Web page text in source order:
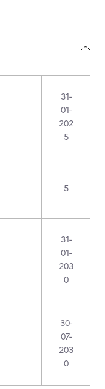
31-
01-
202
5
5
31-
01-
203
0
30-
07-
203
0